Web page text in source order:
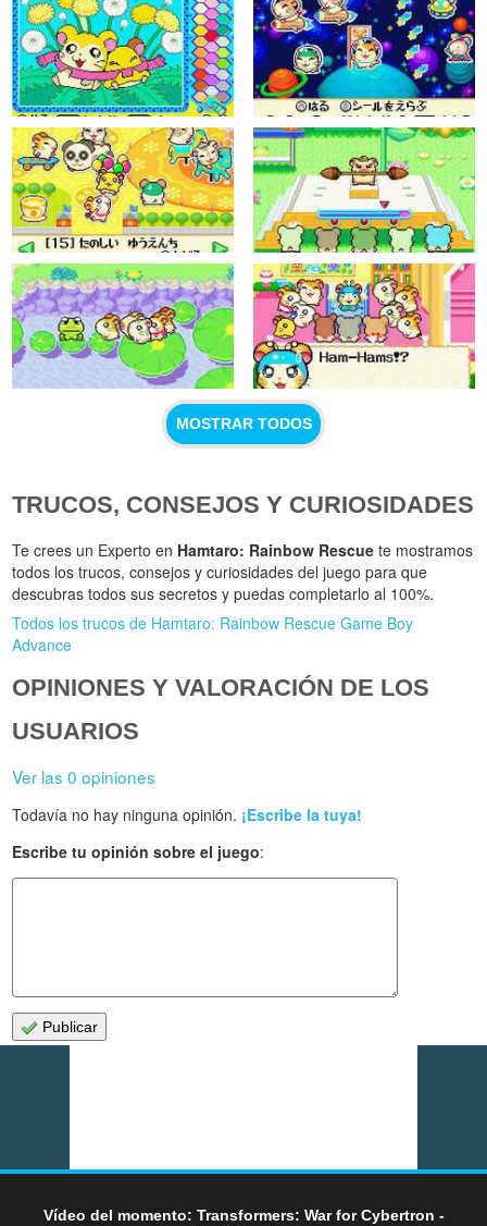
MOSTRAR TODOS
TRUCOS, CONSEJOS Y CURIOSIDADES
Te crees un Experto en Hamtaro: Rainbow Rescue te mostramos
todos los trucos, consejos y curiosidades del juego para que
descubras todos sus secretos y puedas completarlo al 100%.
Todos los trucos de Hamtaro: Rainbow Rescue Game Boy
Advance
OPINIONES Y VALORACIÓN DE LOS
USUARIOS
Ver las 0 opiniones
Todavía no hay ninguna opinión. ¡Escribe la tuya!
Escribe tu opinión sobre el juego:
Publicar
Vídeo del momento: Transformers: War for Cybertron -